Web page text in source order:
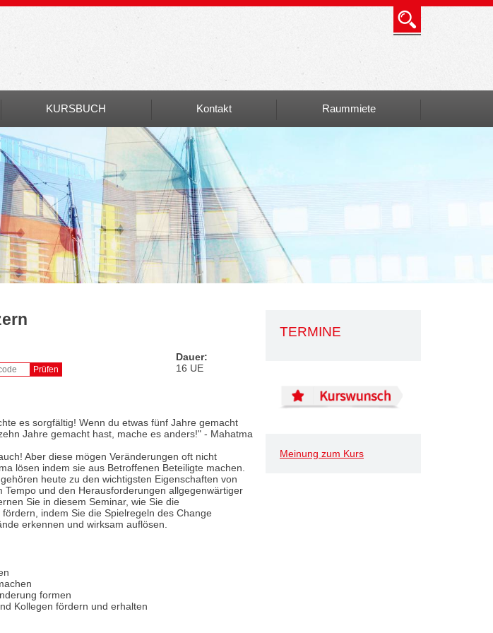
KURSBUCH Kontakt
Info
Raummiete
TERMINE
Meinung zum Kurs
Dauer:
16 UE
es sorgfältig! Wenn du etwas fünf Jahre gemacht
Jahre gemacht hast, mache es anders!" - Mahatma
Aber diese mögen Veränderungen oft nicht
lösen indem sie aus Betroffenen Beteiligte machen.
heute zu den wichtigsten Eigenschaften von
und den Herausforderungen allgegenwärtiger
Sie in diesem Seminar, wie Sie die
indem Sie die Spielregeln des Change
erkennen und wirksam auflösen.
formen
Kollegen fördern und erhalten